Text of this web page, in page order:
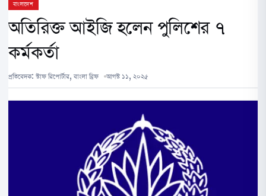
বাংলাদেশ
অতিরিক্ত আইজি হলেন পুলিশের ৭
কর্মকর্তা
প্রতিবেদক: স্টাফ রিপোর্টার, বাংলা ব্রিফ আগস্ট ১১, ২০২৫